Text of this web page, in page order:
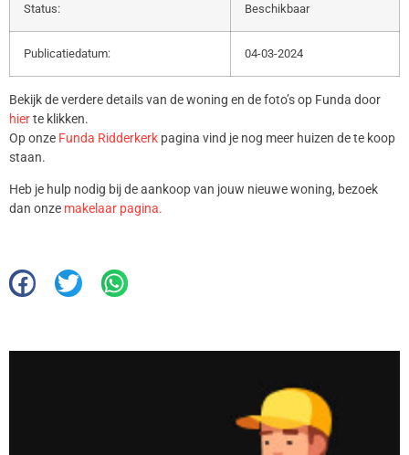
Status: Beschikbaar
Publicatiedatum: 04-03-2024
Bekijk de verdere details van de woning en de foto’s op Funda door
hierte klikken.
Op onze Funda Ridderkerk pagina vind je nog meer huizen de te koop
staan.
Heb je hulp nodig bij de aankoop van jouw nieuwe woning, bezoek
dan onze makelaar pagina.